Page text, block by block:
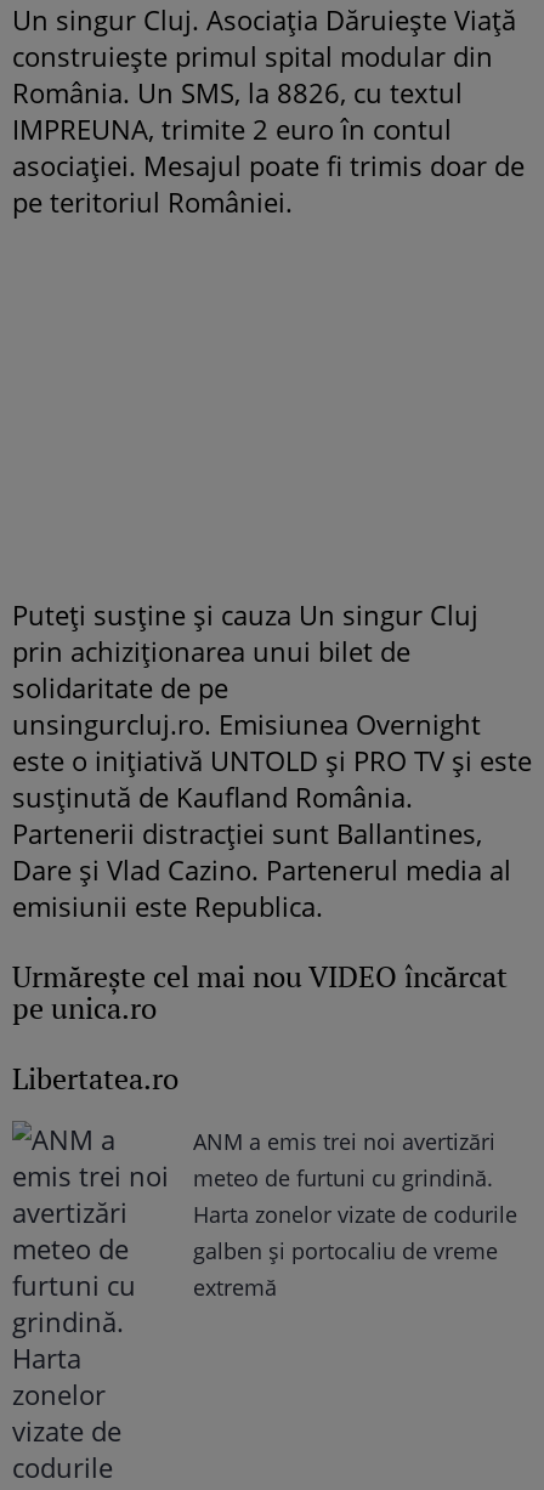
Un singur Cluj. Asociația Dăruiește Viață
construiește primul spital modular din
România. Un SMS, la 8826, cu textul
IMPREUNA, trimite 2 euro în contul
asociației. Mesajul poate fi trimis doar de
pe teritoriul României.
Puteți susține și cauza Un singur Cluj
prin achiziționarea unui bilet de
solidaritate de pe
unsingurcluj.ro. Emisiunea Overnight
este o inițiativă UNTOLD și PRO TV și este
susținută de Kaufland România.
Partenerii distracției sunt Ballantines,
Dare și Vlad Cazino. Partenerul media al
emisiunii este Republica.
Urmăreşte cel mai nou VIDEO încărcat
pe unica.ro
Libertatea.ro
ANM a emis trei noi avertizări
meteo de furtuni cu grindină.
Harta zonelor vizate de codurile
galben și portocaliu de vreme
extremă